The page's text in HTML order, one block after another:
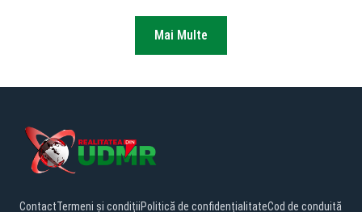
Mai Multe
ContactTermeni și condițiiPolitică de confidențialitateCod de conduită